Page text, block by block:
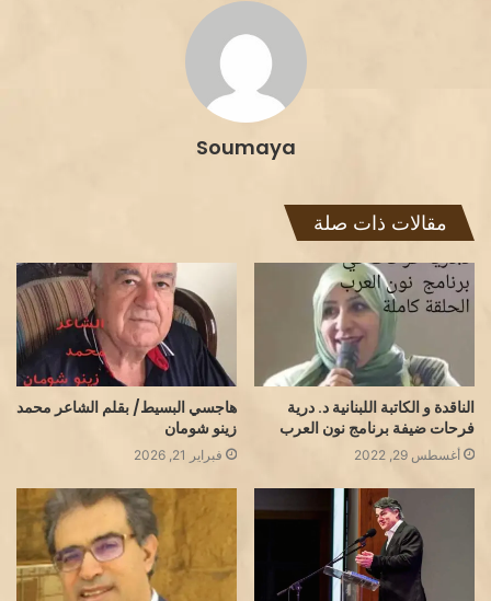
Soumaya
مقالات ذات صلة
الناقدة و الكاتبة اللبنانية د. درية
فرحات ضيفة برنامج نون العرب
أغسطس 29, 2022
هاجسي البسيط/ بقلم الشاعر محمد
زينو شومان
فبراير 21, 2026